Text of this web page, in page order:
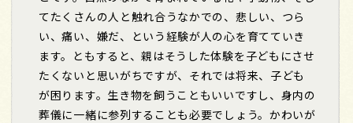
てたくさんの人と触れ合うなかでの、悲しい、つら
い、痛い、嫌だ、という経験が人の心を育てていき
ます。ともすると、親はそうした体験を子どもにさせ
たくないと思いがちですが、それでは将来、子ども
が困ります。生き物を飼うこともいいですし、身内の
葬儀に一緒に参列することも必要でしょう。かわいが